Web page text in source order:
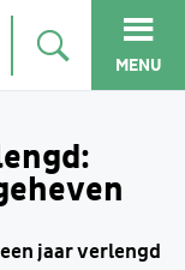
MENU
jaar verlengd